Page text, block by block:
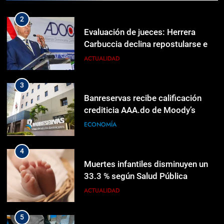
2
Evaluación de jueces: Herrera
Carbuccia declina repostularse en
SCJ
ACTUALIDAD
3
Banreservas recibe calificación
crediticia AAA.do de Moody’s
Local
ECONOMÍA
4
Muertes infantiles disminuyen un
33.3 % según Salud Pública
ACTUALIDAD
5